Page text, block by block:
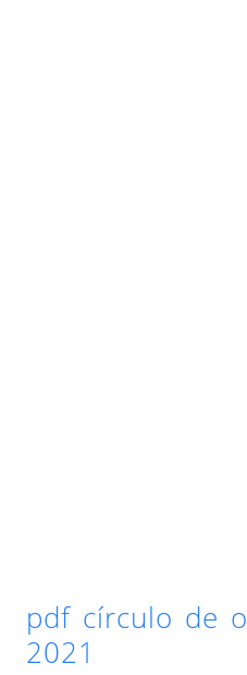
pdf círculo de
2021